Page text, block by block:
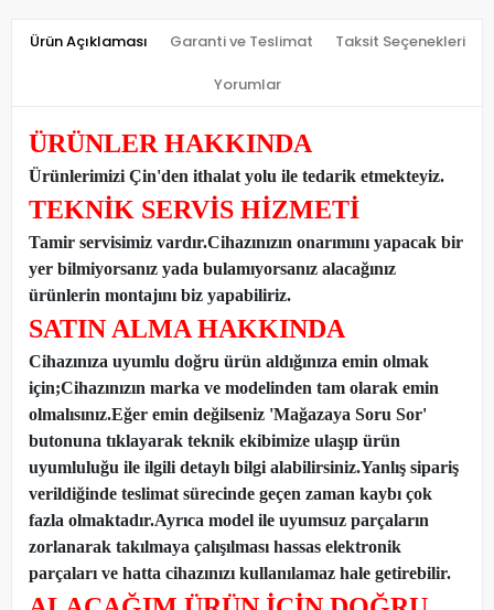
Ürün Açıklaması Garanti ve Teslimat Taksit Seçenekleri
Yorumlar
ÜRÜNLER HAKKINDA
Ürünlerimizi Çin'den ithalat yolu ile tedarik etmekteyiz.
TEKNİK SERVİS HİZMETİ
Tamir servisimiz vardır.Cihazınızın onarımını yapacak bir
yer bilmiyorsanız yada bulamıyorsanız alacağınız
ürünlerin montajını biz yapabiliriz.
SATIN ALMA HAKKINDA
Cihazınıza uyumlu doğru ürün aldığınıza emin olmak
için;Cihazınızın marka ve modelinden tam olarak emin
olmalısınız.Eğer emin değilseniz 'Mağazaya Soru Sor'
butonuna tıklayarak teknik ekibimize ulaşıp ürün
uyumluluğu ile ilgili detaylı bilgi alabilirsiniz.Yanlış sipariş
verildiğinde teslimat sürecinde geçen zaman kaybı çok
fazla olmaktadır.Ayrıca model ile uyumsuz parçaların
zorlanarak takılmaya çalışılması hassas elektronik
parçaları ve hatta cihazınızı kullanılamaz hale getirebilir.